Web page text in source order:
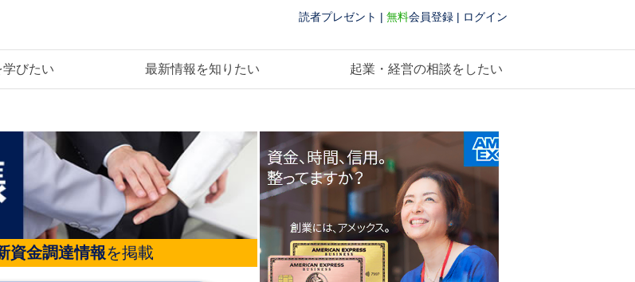
読者プレゼント | 無料会員登録 | ログイン
びたい 最新情報を知りたい 起業・経営の相談をしたい
資金調達情報を掲載